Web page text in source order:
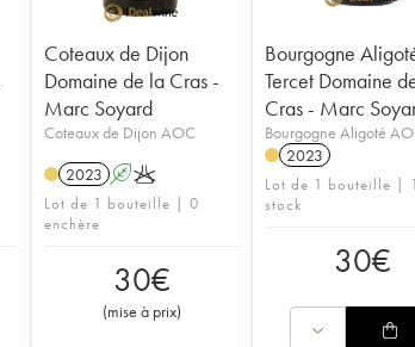
Coteaux de Dijon
Domaine de la Cras -
Marc Soyard
Coteaux de Dijon AOC
2023 AK
Lot de 1 bouteille | 0
enchère
30€
(mise à prix)
Bourgogne
Tercet Domaine
Cras - Marc
Bourgogne Aligoté
2023
Lot de 1 bouteille |
stock
30€